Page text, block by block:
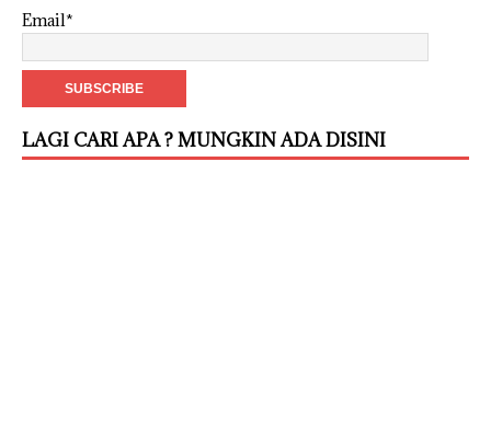
Email*
LAGI CARI APA ? MUNGKIN ADA DISINI